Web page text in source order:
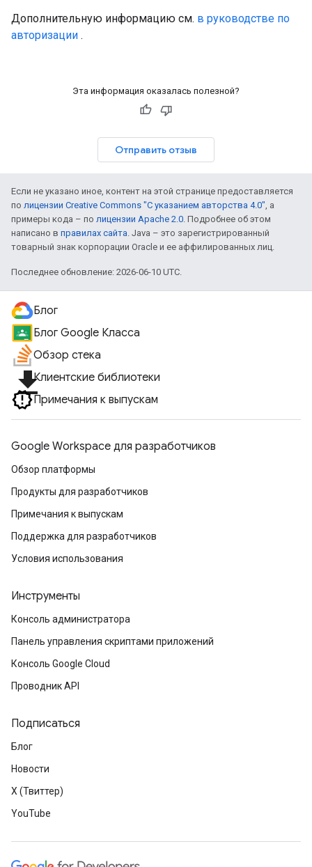
Дополнительную информацию см. в руководстве по
авторизации .
Эта информация оказалась полезной?
Отправить отзыв
Если не указано иное, контент на этой странице предоставляется
по лицензии Creative Commons "С указанием авторства 4.0", а
примеры кода – по лицензии Apache 2.0. Подробнее об этом
написано в правилах сайта. Java – это зарегистрированный
товарный знак корпорации Oracle и ее аффилированных лиц.
Последнее обновление: 2026-06-10 UTC.
Блог
Блог Google Класса
Обзор стека
file_downloadКлиентские библиотеки
Примечания к выпускам
Google Workspace для разработчиков
Обзор платформы
Продукты для разработчиков
Примечания к выпускам
Поддержка для разработчиков
Условия использования
Инструменты
Консоль администратора
Панель управления скриптами приложений
Консоль Google Cloud
Проводник API
Подписаться
Блог
Новости
X (Твиттер)
YouTube